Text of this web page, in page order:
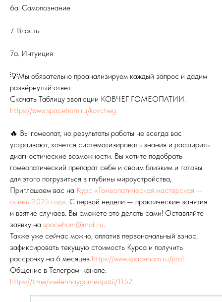
6а. Самопознание
7. Власть
7а. Интуиция
💡Мы обязательно проанализируем каждый запрос и дадим
развёрнутый ответ.
Скачать Таблицу эволюции КОВЧЕГ ГОМЕОПАТИИ.
https://www.spacehom.ru/kovcheg
🔥 Вы гомеопат, но результаты работы не всегда вас
устраивают, хочется систематизировать знания и расширить
диагностические возможности. Вы хотите подобрать
гомеопатический препарат себе и своим близким и готовы
для этого погрузиться в глубины мироустройства,
Приглашаем вас на Курс «Гомеопатическая мастерская —
осень 2025 год». С первой недели — практические занятия
и взятие случаев. Вы сможете это делать сами! Оставляйте
заявку на spacehom@mail.ru.
Также уже сейчас можно, оплатив первоначальный взнос,
зафиксировать текущую стоимость Курса и получить
рассрочку на 6 месяцев https://www.spacehom.ru/prof
Общение в Телеграм-канале:
https://t.me/vselennaygomeopatii/1152